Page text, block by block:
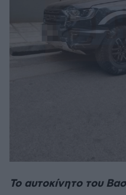
Το αυτοκίνητο του